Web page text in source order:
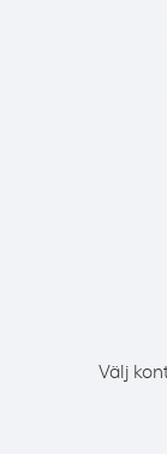
Välj